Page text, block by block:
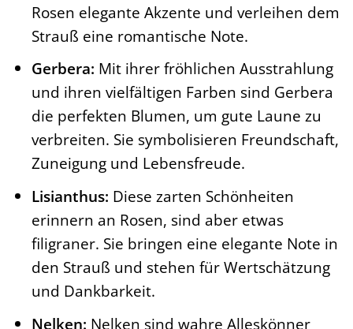
Rosen elegante Akzente und verleihen dem
Strauß eine romantische Note.
Gerbera: Mit ihrer fröhlichen Ausstrahlung
und ihren vielfältigen Farben sind Gerbera
die perfekten Blumen, um gute Laune zu
verbreiten. Sie symbolisieren Freundschaft,
Zuneigung und Lebensfreude.
Lisianthus: Diese zarten Schönheiten
erinnern an Rosen, sind aber etwas
filigraner. Sie bringen eine elegante Note in
den Strauß und stehen für Wertschätzung
und Dankbarkeit.
Nelken: Nelken sind wahre Alleskönner